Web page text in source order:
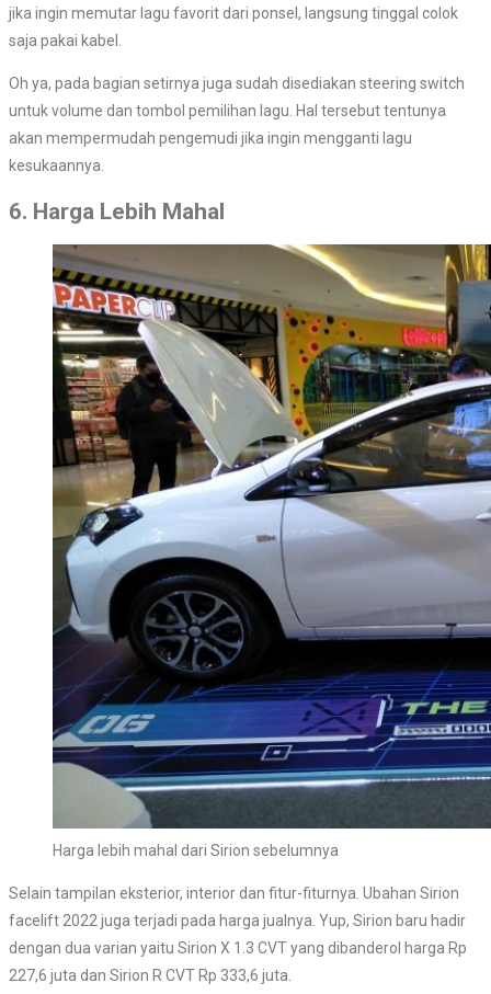
jika ingin memutar lagu favorit dari ponsel, langsung tinggal colok
saja pakai kabel.
Oh ya, pada bagian setirnya juga sudah disediakan steering switch
untuk volume dan tombol pemilihan lagu. Hal tersebut tentunya
akan mempermudah pengemudi jika ingin mengganti lagu
kesukaannya.
6. Harga Lebih Mahal
Harga lebih mahal dari Sirion sebelumnya
Selain tampilan eksterior, interior dan fitur-fiturnya. Ubahan Sirion
facelift 2022 juga terjadi pada harga jualnya. Yup, Sirion baru hadir
dengan dua varian yaitu Sirion X 1.3 CVT yang dibanderol harga Rp
227,6 juta dan Sirion R CVT Rp 333,6 juta.